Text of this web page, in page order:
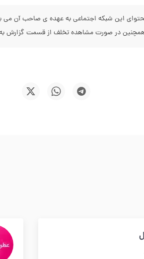
این شبکه اجتماعی به عهده ی صاحب آن می
همچنین در صورت مشاهده تخلف از قسمت گزارش